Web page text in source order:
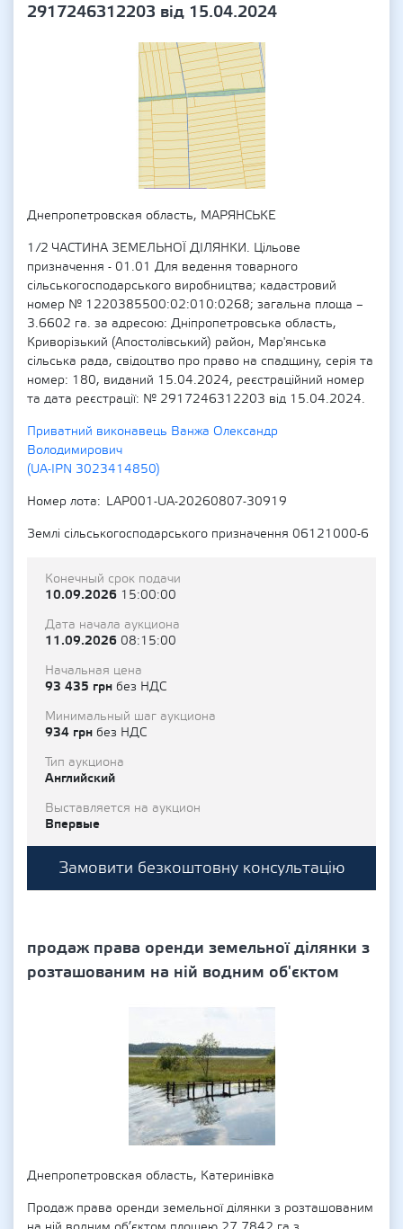
2917246312203 від 15.04.2024
Днепропетровская область, МАРЯНСЬКЕ
1/2 ЧАСТИНА ЗЕМЕЛЬНОЇ ДІЛЯНКИ. Цільове
призначення - 01.01 Для ведення товарного
сільськогосподарського виробництва; кадастровий
номер № 1220385500:02:010:0268; загальна площа –
3.6602 га. за адресою: Дніпропетровська область,
Криворізький (Апостолівський) район, Мар'янська
сільська рада, свідоцтво про право на спадщину, серія та
номер: 180, виданий 15.04.2024, реєстраційний номер
та дата реєстрації: № 2917246312203 від 15.04.2024.
Приватний виконавець Ванжа Олександр
Володимирович
(UA-IPN 3023414850)
Номер лота
LAP001-UA-20260807-30919
Землі сільськогосподарського призначення 06121000-6
Конечный срок подачи
10.09.2026 15:00:00
Дата начала аукциона
11.09.2026 08:15:00
Начальная цена
93 435 грн без НДС
Минимальный шаг аукциона
934 грн без НДС
Тип аукциона
Английский
Выставляется на аукцион
Впервые
Замовити безкоштовну консультацію
продаж права оренди земельної ділянки з
розташованим на ній водним об'єктом
Днепропетровская область, Катеринівка
Продаж права оренди земельної ділянки з розташованим